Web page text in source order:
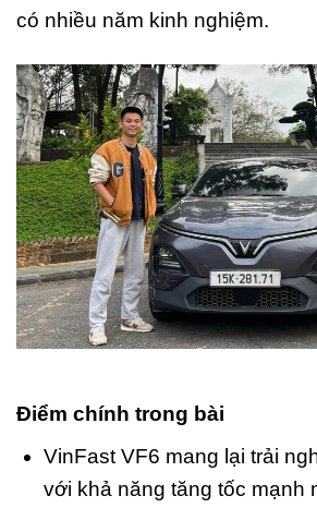
có nhiều năm kinh nghiệm.
Điểm chính trong bài
VinFast VF6 mang lại trải
với khả năng tăng tốc mạnh